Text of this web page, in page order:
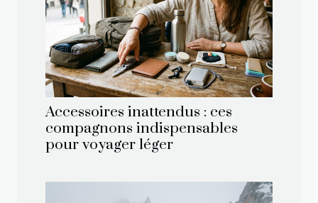
Accessoires inattendus : ces
compagnons indispensables
pour voyager léger